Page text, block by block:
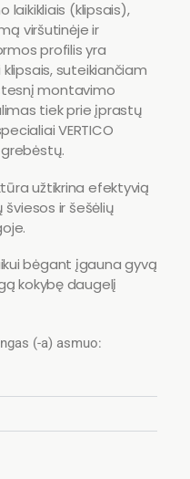
laikikliais (klipsais),
viršutinėje ir
profilis yra
suteikiančiam
montavimo
tiek prie įprastų
VERTICO
užtikrina efektyvią
ir šešėlių
bėgant įgauna gyvą
kokybę daugelį
(-a) asmuo: